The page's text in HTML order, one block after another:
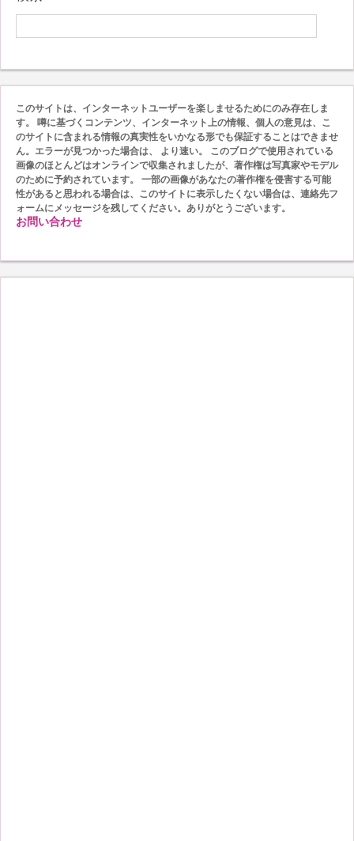
このサイトは、インターネットユーザーを楽しませるためにのみ存在しま
す。 噂に基づくコンテンツ、インターネット上の情報、個人の意見は、こ
のサイトに含まれる情報の真実性をいかなる形でも保証することはできませ
ん。エラーが見つかった場合は、 より速い。 このブログで使用されている
画像のほとんどはオンラインで収集されましたが、著作権は写真家やモデル
のために予約されています。 一部の画像があなたの著作権を侵害する可能
性があると思われる場合は、このサイトに表示したくない場合は、連絡先フ
ォームにメッセージを残してください。ありがとうございます。
お問い合わせ